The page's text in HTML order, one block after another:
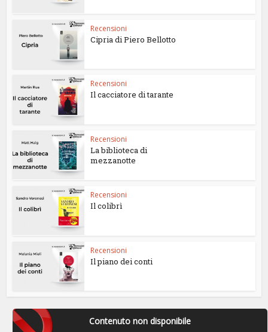
Recensioni
Cipria di Piero Bellotto
Recensioni
Il cacciatore di tarante
Recensioni
La biblioteca di
mezzanotte
Recensioni
Il colibrì
Recensioni
Il piano dei conti
Contenuto non disponibile